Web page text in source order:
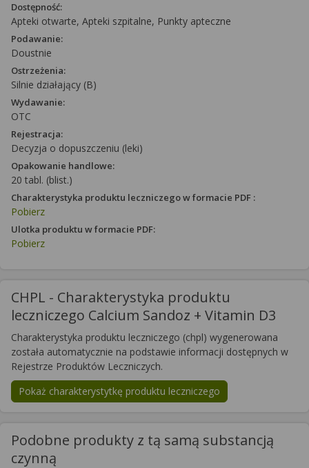
Dostępność:
Apteki otwarte, Apteki szpitalne, Punkty apteczne
Podawanie:
Doustnie
Ostrzeżenia:
Silnie działający (B)
Wydawanie:
OTC
Rejestracja:
Decyzja o dopuszczeniu (leki)
Opakowanie handlowe:
20 tabl. (blist.)
Charakterystyka produktu leczniczego w formacie PDF :
Pobierz
Ulotka produktu w formacie PDF:
Pobierz
CHPL - Charakterystyka produktu
leczniczego Calcium Sandoz + Vitamin D3
Charakterystyka produktu leczniczego (chpl) wygenerowana
została automatycznie na podstawie informacji dostępnych w
Rejestrze Produktów Leczniczych.
Pokaż charakterystytkę produktu leczniczego
Podobne produkty z tą samą substancją
czynną